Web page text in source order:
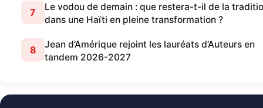
7
Le vodou de demain : que restera-t-il de la
dans une Haïti en pleine transformation ?
8
Jean d’Amérique rejoint les lauréats d’Auteurs en
tandem 2026-2027